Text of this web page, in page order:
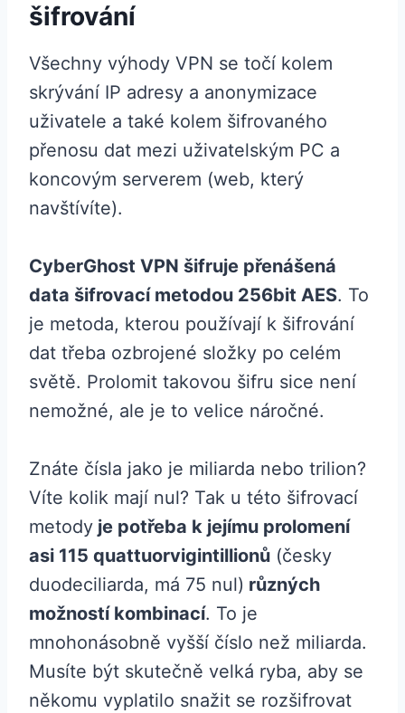
šifrování
Všechny výhody VPN se točí kolem
skrývání IP adresy a anonymizace
uživatele a také kolem šifrovaného
přenosu dat mezi uživatelským PC a
koncovým serverem (web, který
navštívíte).
CyberGhost VPN šifruje přenášená
data šifrovací metodou 256bit AES. To
je metoda, kterou používají k šifrování
dat třeba ozbrojené složky po celém
světě. Prolomit takovou šifru sice není
nemožné, ale je to velice náročné.
Znáte čísla jako je miliarda nebo trilion?
Víte kolik mají nul? Tak u této šifrovací
metody je potřeba k jejímu prolomení
asi 115 quattuorvigintillionů (česky
duodeciliarda, má 75 nul) různých
možností kombinací. To je
mnohonásobně vyšší číslo než miliarda.
Musíte být skutečně velká ryba, aby se
někomu vyplatilo snažit se rozšifrovat